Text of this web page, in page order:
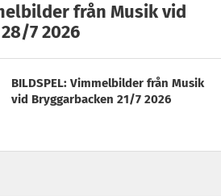
från Musik vid
7 2026
BILDSPEL: Vimmelbilder från Musik
vid Bryggarbacken 21/7 2026